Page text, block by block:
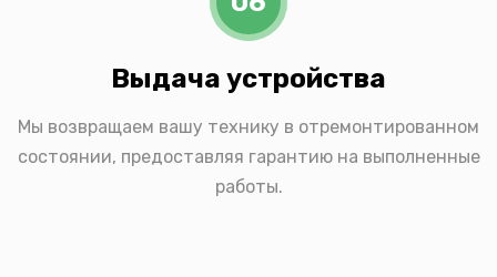
Выдача устройства
Мы возвращаем вашу технику в отремонтированном
состоянии, предоставляя гарантию на выполненные
работы.